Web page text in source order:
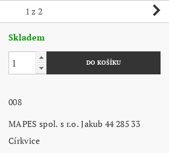
1 z 2
Skladem
008
MAPES spol. s r.o. Jakub 44 285 33
Církvice